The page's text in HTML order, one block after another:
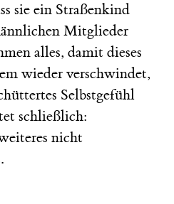
sie ein Straßenkind
Mitglieder
alles, damit dieses
wieder verschwindet,
Selbstgefühl
schließlich:
nicht